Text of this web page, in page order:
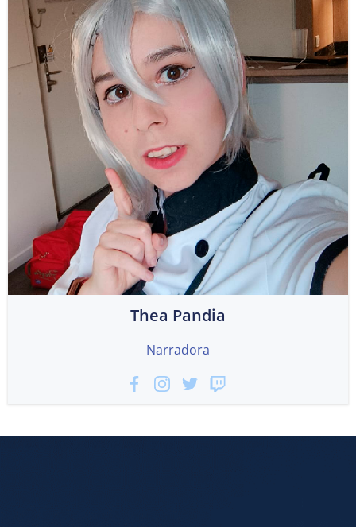
Thea Pandia
Narradora